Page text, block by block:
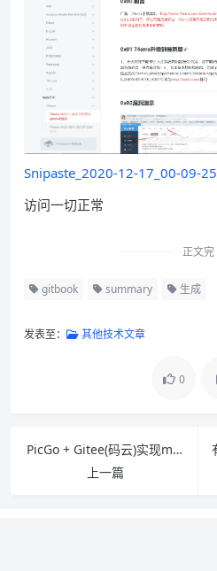
Snipaste_2020-12-17_00-09-25
访问一切正常
正文完
gitbook summary 生成
发表至： 其他技术文章
0
PicGo + Gitee(码云)实现markdown图床
上一篇